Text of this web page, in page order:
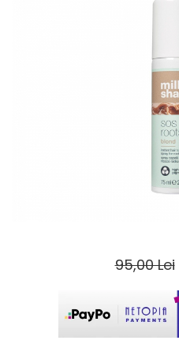
95,00 Lei